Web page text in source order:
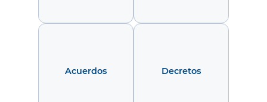
Acuerdos Decretos